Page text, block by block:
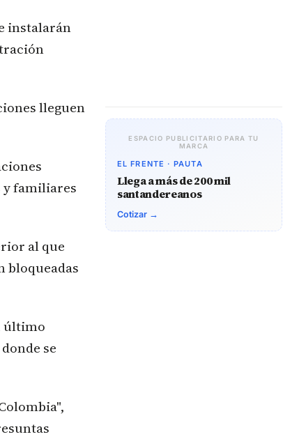
instalarán
lleguen
y familiares
al que
bloqueadas
último
se
ESPACIO PUBLICITARIO PARA TU
MARCA
EL FRENTE · PAUTA
Llega a más de 200 mil
santandereanos
Cotizar →